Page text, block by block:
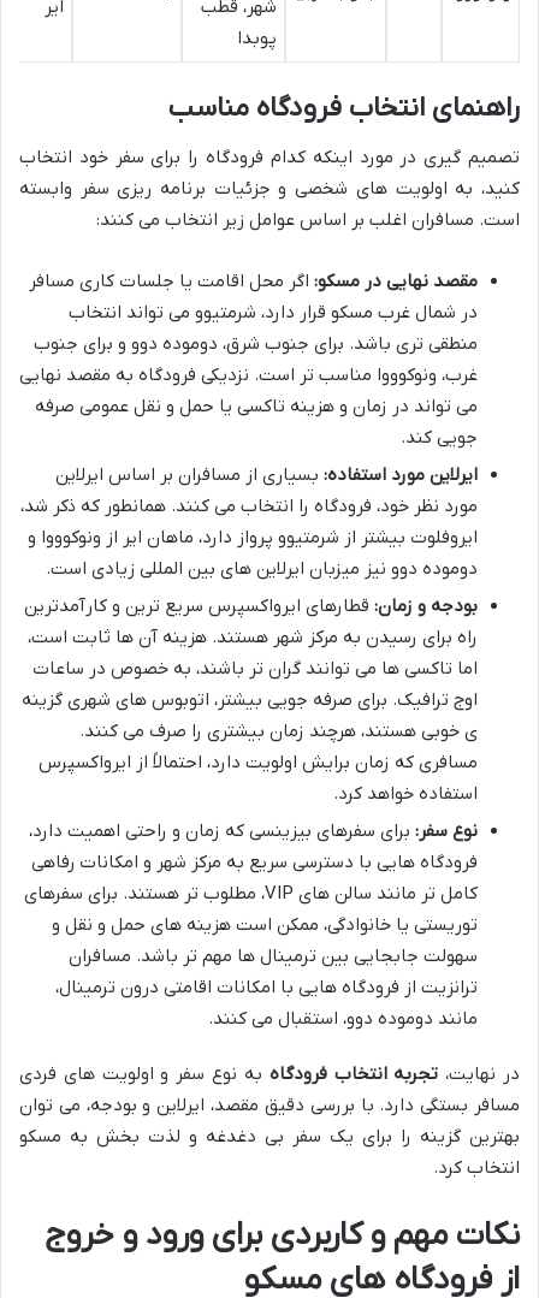
شهر، قطب
پوبدا
ایر
راهنمای انتخاب فرودگاه مناسب
تصمیم گیری در مورد اینکه کدام فرودگاه را برای سفر خود انتخاب
کنید، به اولویت های شخصی و جزئیات برنامه ریزی سفر وابسته
است. مسافران اغلب بر اساس عوامل زیر انتخاب می کنند:
مقصد نهایی در مسکو: اگر محل اقامت یا جلسات کاری مسافر
در شمال غرب مسکو قرار دارد، شرمتیوو می تواند انتخاب
منطقی تری باشد. برای جنوب شرق، دوموده دوو و برای جنوب
غرب، ونوکوووا مناسب تر است. نزدیکی فرودگاه به مقصد نهایی
می تواند در زمان و هزینه تاکسی یا حمل و نقل عمومی صرفه
جویی کند.
ایرلاین مورد استفاده: بسیاری از مسافران بر اساس ایرلاین
مورد نظر خود، فرودگاه را انتخاب می کنند. همانطور که ذکر شد،
ایروفلوت بیشتر از شرمتیوو پرواز دارد، ماهان ایر از ونوکوووا و
دوموده دوو نیز میزبان ایرلاین های بین المللی زیادی است.
بودجه و زمان: قطارهای ایرواکسپرس سریع ترین و کارآمدترین
راه برای رسیدن به مرکز شهر هستند. هزینه آن ها ثابت است،
اما تاکسی ها می توانند گران تر باشند، به خصوص در ساعات
اوج ترافیک. برای صرفه جویی بیشتر، اتوبوس های شهری گزینه
ی خوبی هستند، هرچند زمان بیشتری را صرف می کنند.
مسافری که زمان برایش اولویت دارد، احتمالاً از ایرواکسپرس
استفاده خواهد کرد.
نوع سفر: برای سفرهای بیزینسی که زمان و راحتی اهمیت دارد،
فرودگاه هایی با دسترسی سریع به مرکز شهر و امکانات رفاهی
کامل تر مانند سالن های VIP، مطلوب تر هستند. برای سفرهای
توریستی یا خانوادگی، ممکن است هزینه های حمل و نقل و
سهولت جابجایی بین ترمینال ها مهم تر باشد. مسافران
ترانزیت از فرودگاه هایی با امکانات اقامتی درون ترمینال،
مانند دوموده دوو، استقبال می کنند.
در نهایت، تجربه انتخاب فرودگاه به نوع سفر و اولویت های فردی
مسافر بستگی دارد. با بررسی دقیق مقصد، ایرلاین و بودجه، می توان
بهترین گزینه را برای یک سفر بی دغدغه و لذت بخش به مسکو
انتخاب کرد.
نکات مهم و کاربردی برای ورود و خروج
از فرودگاه های مسکو